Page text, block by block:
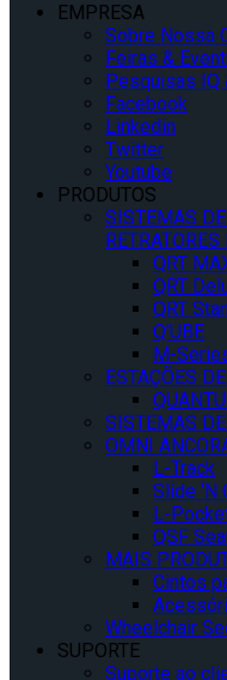
EMPRESA
Sobre Nossa
Feiras &
Pesquisas IQ
Facebook
Linkedin
Twitter
Youtube
PRODUTOS
SISTEMAS
QRT
QRT
QRT
Q’UBE
M-
ESTAÇÕES
SISTEMAS
OMNI
L-Track
Slide ‘N
L-
QSF
MAIS
Cintos
Wheelchair
SUPORTE
Suporte ao